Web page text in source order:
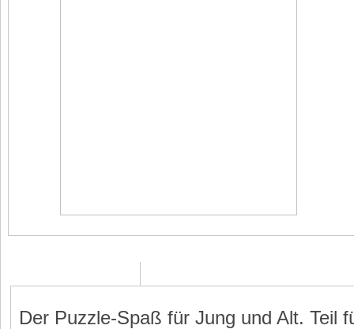
Der Puzzle-Spaß für Jung und Alt. Teil